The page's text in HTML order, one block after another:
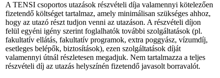
A TENSI csoportos utazások részvételi díja valamennyi kötelezően
fizetendő költséget tartalmaz, amely minimálisan szükséges ahhoz,
hogy az utazó részt tudjon venni az utazáson. A részvételi díjon
felül egyéni igény szerint foglalhatók további szolgáltatások (pl.
fakultatív ellátás, fakultatív programok, extra poggyász, vízumdíj,
esetleges belépők, biztosítások), ezen szolgáltatások díját
valamennyi útnál részletesen megadjuk. Nem tartalmazza a teljes
részvételi díj az utazás helyszínén fizetendő javasolt borravalót.